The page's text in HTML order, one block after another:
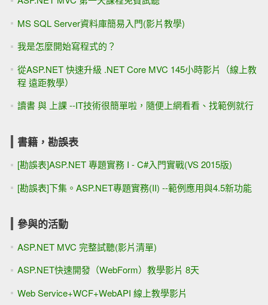
MS SQL Server資料庫簡易入門(影片教學)
我是怎麼開始寫程式的？
從ASP.NET 快速升級 .NET Core MVC 145小時影片（線上教
程 遠距教學）
讀書 與 上課 --IT技術很簡單啦，隨便上網看看、找範例就行
書籍，勘誤表
[勘誤表]ASP.NET 專題實務 I - C#入門實戰(VS 2015版)
[勘誤表]下集。ASP.NET專題實務(II) --範例應用與4.5新功能
參與的活動
ASP.NET MVC 完整試聽(影片清單)
ASP.NET快速開發（WebForm）教學影片 8天
Web Service+WCF+WebAPI 線上教學影片